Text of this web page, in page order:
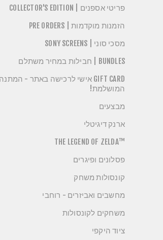
פריטי אספנים | COLLECTOR'S EDITION
הזמנות מוקדמות | PRE ORDERS
מסכי סוני | SONY SCREENS
BUNDLES | חבילות במחיר משתלם
GIFT CARD אישי לרכישה באתר - המתנה
המושלמת!
מבצעים
ארנק דיגיטלי
™THE LEGEND OF ZELDA
פסלונים ופיגרים
קונסולות משחק
מחשבים ואביזרים - רוחבי
משחקים לקונסולות
ציוד היקפי